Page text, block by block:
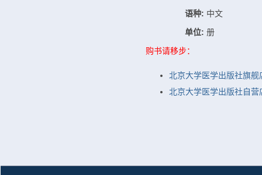
语种: 中文
单位: 册
购书请移步：
北京大学医学出版社旗舰
北京大学医学出版社自营